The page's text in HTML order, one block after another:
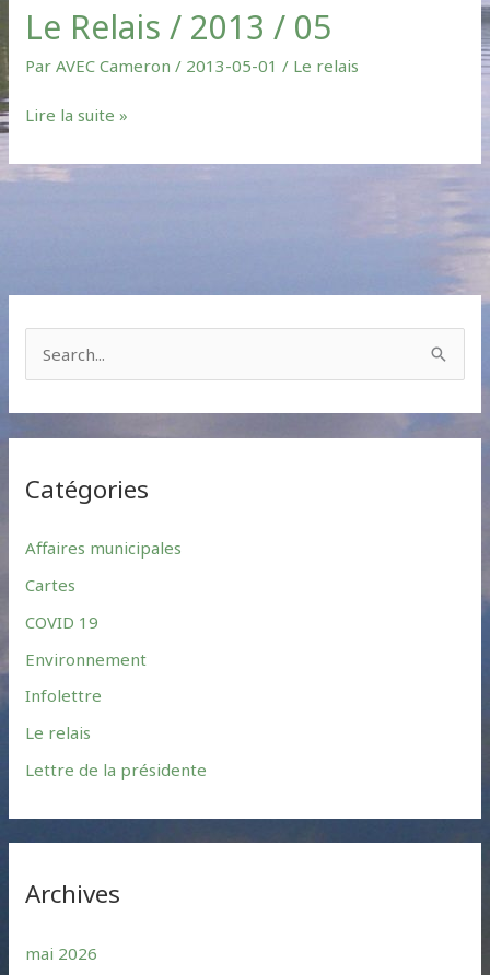
Le Relais / 2013 / 05
ParAVEC Cameron/ 2013-05-01/ Le relais
Lire la suite »
c
f
o
r
:
Catégories
Affaires municipales
Cartes
COVID 19
Environnement
Infolettre
Le relais
Lettre de la présidente
Archives
mai 2026